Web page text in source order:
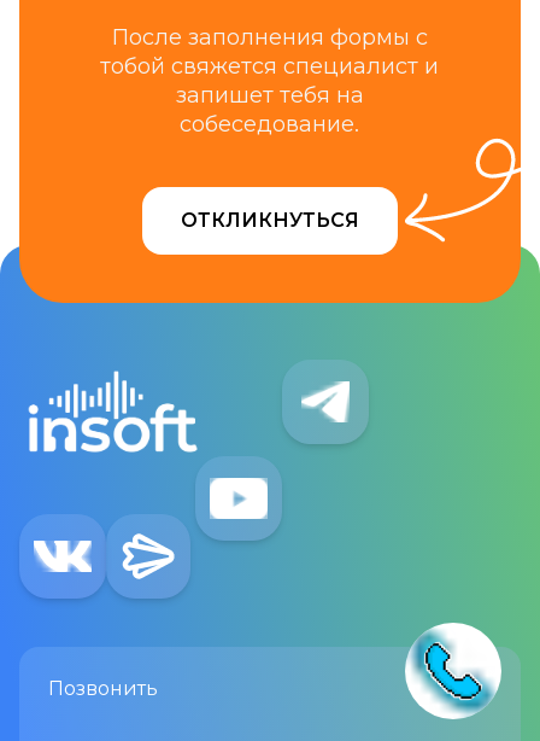
После заполнения формы c
тобой свяжется специалист и
запишет тебя на
собеседование.
ОТКЛИКНУТЬСЯ
Позвонить